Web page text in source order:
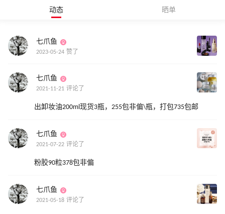
动态 晒单
七爪鱼
2023-05-24 赞了
七爪鱼
2021-11-21 评论了
出卸妆油200ml现货3瓶，255包非偏\瓶，打包735包邮
七爪鱼
2021-07-22 评论了
粉胶90粒378包非偏
七爪鱼
2021-05-18 评论了